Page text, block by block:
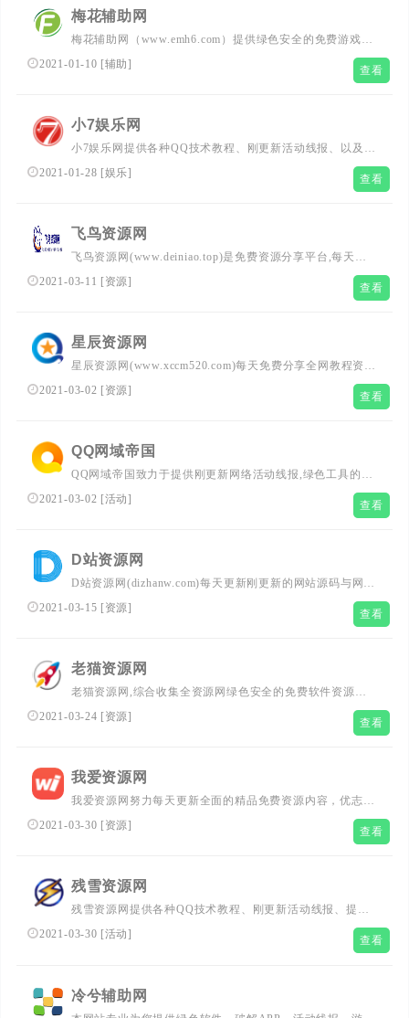
梅花辅助网
梅花辅助网（www.emh6.com）提供绿色安全的免费游戏辅
助,用心打造原创辅助,技术教程,游戏活动线报,编程安全与
2021-01-10 [辅助] 查看
小7娱乐网
小7娱乐网提供各种QQ技术教程、刚更新活动线报、以及各
种好玩的软件等、记得每天都要访问一下我们的网站，让生
2021-01-28 [娱乐] 查看
飞鸟资源网
飞鸟资源网(www.deiniao.top)是免费资源分享平台,每天更
新技术教程、活动线报、实用软件、游戏辅助等,分享最具
2021-03-11 [资源] 查看
星辰资源网
星辰资源网(www.xccm520.com)每天免费分享全网教程资
源,活动线报,实用软件,QQ技术,视频教程等网络3优志内容,
致力打造网络技术的免费资源分享平台,好资源不私藏,大家
2021-03-02 [资源] 查看
QQ网域帝国
QQ网域帝国致力于提供刚更新网络活动线报,绿色工具的分
享发布,打造顶尖的网络免费分享平台。
2021-03-02 [活动] 查看
D站资源网
D站资源网(dizhanw.com)每天更新刚更新的网站源码与网络
技术教程,免费提供正版软件、活动线报、优志教程以及其
2021-03-15 [资源] 查看
老猫资源网
老猫资源网,综合收集全资源网绿色安全的免费软件资源分
享平台,提供刚更新最稳定游戏,精品软件,游戏资讯,编程语
言,活动线报,游戏论坛等更多辅助教程资源分享!在这里您可
2021-03-24 [资源] 查看
我爱资源网
我爱资源网努力每天更新全面的精品免费资源内容，优志资
源、活动线报、绿色软件，专业的网络技术的资源分享平
2021-03-30 [资源] 查看
残雪资源网
残雪资源网提供各种QQ技术教程、刚更新活动线报、提供
刚更新QQ活动,QQ技术,QQ头像、以及各种好玩的软件
2021-03-30 [活动] 查看
冷兮辅助网